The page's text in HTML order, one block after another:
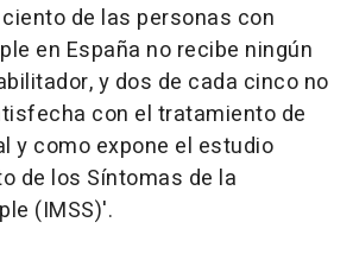
de las personas con
en España no recibe ningún
y dos de cada cinco no
con el tratamiento de
y como expone el estudio
de los Síntomas de la
(IMSS)'.